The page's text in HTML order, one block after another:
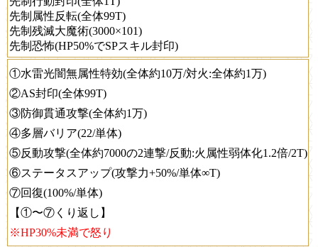
先制属性反転(全体99T)
先制残滅大魔術(3000×101)
先制恐怖(HP50%でSPスキル封印)
①水雷光闇無属性特効(全体約10万/対火:全体約1万)
②AS封印(全体99T)
③防御貫通攻撃(全体約1万)
④多層バリア(22/単体)
⑤反動攻撃(全体約7000の2連撃/反動:火属性弱体化1.2倍/2T)
⑥ステータスアップ(攻撃力+50%/単体∞T)
⑦回復(100%/単体)
【①〜⑦くり返し】
※HP30%未満で怒り